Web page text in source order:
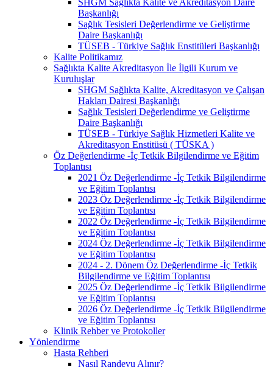
Başkanlığı
Sağlık Tesisleri Değerlendirme ve Geliştirme
Daire Başkanlığı
TÜSEB - Türkiye Sağlık Enstitüleri Başkanlığı
Kalite Politikamız
Sağlıkta Kalite Akreditasyon İle İlgili Kurum ve
Kuruluşlar
SHGM Sağlıkta Kalite, Akreditasyon ve Çalışan
Hakları Dairesi Başkanlığı
Sağlık Tesisleri Değerlendirme ve Geliştirme
Daire Başkanlığı
TÜSEB - Türkiye Sağlık Hizmetleri Kalite ve
Akreditasyon Enstitüsü ( TÜSKA )
Öz Değerlendirme -İç Tetkik Bilgilendirme ve Eğitim
Toplantısı
2021 Öz Değerlendirme -İç Tetkik Bilgilendirme
ve Eğitim Toplantısı
2023 Öz Değerlendirme -İç Tetkik Bilgilendirme
ve Eğitim Toplantısı
2022 Öz Değerlendirme -İç Tetkik Bilgilendirme
ve Eğitim Toplantısı
2024 Öz Değerlendirme -İç Tetkik Bilgilendirme
ve Eğitim Toplantısı
2024 - 2. Dönem Öz Değerlendirme -İç Tetkik
Bilgilendirme ve Eğitim Toplantısı
2025 Öz Değerlendirme -İç Tetkik Bilgilendirme
ve Eğitim Toplantısı
2026 Öz Değerlendirme -İç Tetkik Bilgilendirme
ve Eğitim Toplantısı
Klinik Rehber ve Protokoller
Yönlendirme
Hasta Rehberi
Nasıl Randevu Alınır?